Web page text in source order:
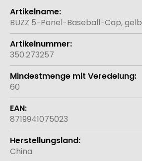
Weitere
Informationen
BUZZ 5-Panel-Baseball-Cap, gelb
350.273257
60
8719941075023
China